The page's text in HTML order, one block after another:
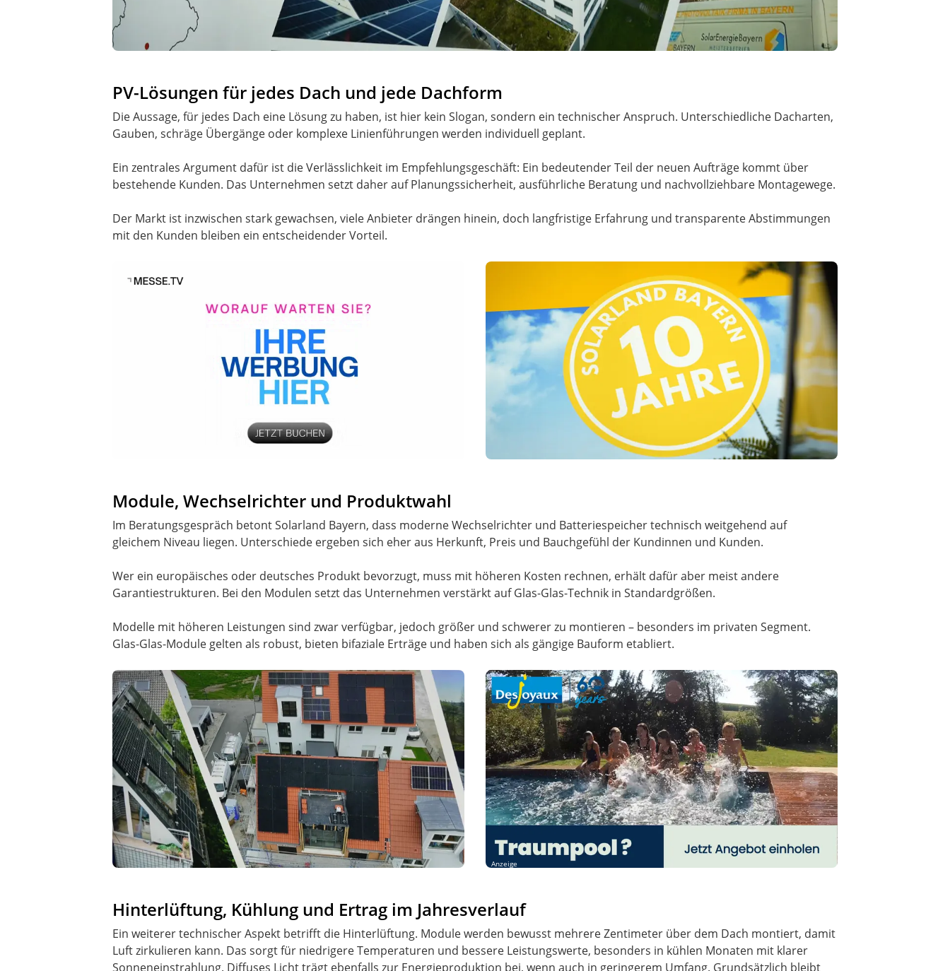
PV-Lösungen für jedes Dach und jede Dachform
Die Aussage, für jedes Dach eine Lösung zu haben, ist hier kein Slogan, sondern ein technischer Anspruch. Unterschiedliche Dacharten,
Gauben, schräge Übergänge oder komplexe Linienführungen werden individuell geplant.
Ein zentrales Argument dafür ist die Verlässlichkeit im Empfehlungsgeschäft: Ein bedeutender Teil der neuen Aufträge kommt über
bestehende Kunden. Das Unternehmen setzt daher auf Planungssicherheit, ausführliche Beratung und nachvollziehbare Montagewege.
Der Markt ist inzwischen stark gewachsen, viele Anbieter drängen hinein, doch langfristige Erfahrung und transparente Abstimmungen
mit den Kunden bleiben ein entscheidender Vorteil.
Module, Wechselrichter und Produktwahl
Im Beratungsgespräch betont Solarland Bayern, dass moderne Wechselrichter und Batteriespeicher technisch weitgehend auf
gleichem Niveau liegen. Unterschiede ergeben sich eher aus Herkunft, Preis und Bauchgefühl der Kundinnen und Kunden.
Wer ein europäisches oder deutsches Produkt bevorzugt, muss mit höheren Kosten rechnen, erhält dafür aber meist andere
Garantiestrukturen. Bei den Modulen setzt das Unternehmen verstärkt auf Glas-Glas-Technik in Standardgrößen.
Modelle mit höheren Leistungen sind zwar verfügbar, jedoch größer und schwerer zu montieren – besonders im privaten Segment.
Glas-Glas-Module gelten als robust, bieten bifaziale Erträge und haben sich als gängige Bauform etabliert.
Anzeige
Hinterlüftung, Kühlung und Ertrag im Jahresverlauf
Ein weiterer technischer Aspekt betrifft die Hinterlüftung. Module werden bewusst mehrere Zentimeter über dem Dach montiert, damit
Luft zirkulieren kann. Das sorgt für niedrigere Temperaturen und bessere Leistungswerte, besonders in kühlen Monaten mit klarer
Sonneneinstrahlung. Diffuses Licht trägt ebenfalls zur Energieproduktion bei, wenn auch in geringerem Umfang. Grundsätzlich bleibt